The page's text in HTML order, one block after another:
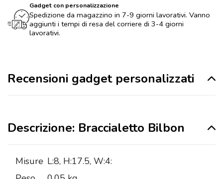
Gadget con personalizzazione
Spedizione da magazzino in 7-9 giorni lavorativi. Vanno
aggiunti i tempi di resa del corriere di 3-4 giorni
lavorativi.
Recensioni gadget personalizzati
Descrizione: Braccialetto Bilbon
Misure L:8, H:17.5, W:4: